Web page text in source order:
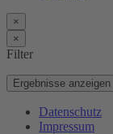
×
×
Filter
Ergebnisse anzeigen
Datenschutz
Impressum